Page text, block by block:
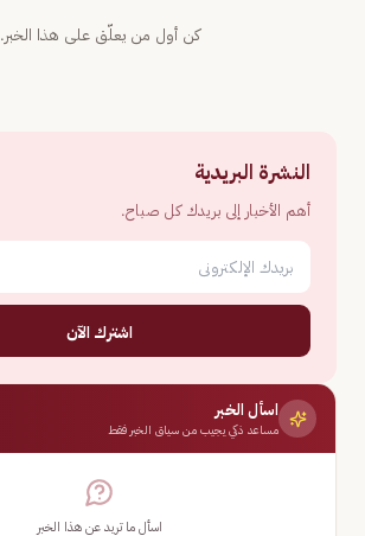
كن أول من يعلّق على هذا الخبر.
النشرة البريدية
أهم الأخبار إلى بريدك كل صباح.
اشترك الآن
اسأل الخبر
مساعد ذكي يجيب من سياق الخبر فقط
اسأل ما تريد عن هذا الخبر